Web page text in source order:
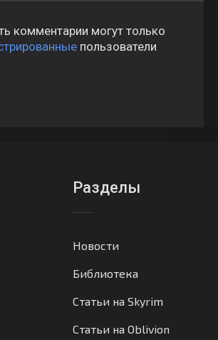
комментарии могут только
пользователи
Разделы
Новости
Библиотека
Статьи на Skyrim
Статьи на Oblivion